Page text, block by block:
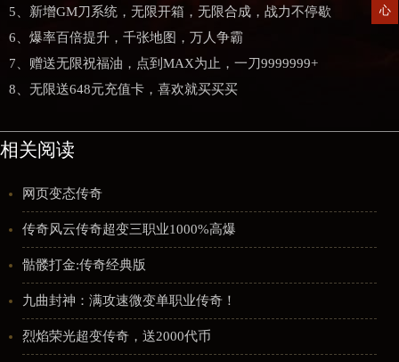
5、新增GM刀系统，无限开箱，无限合成，战力不停歇
6、爆率百倍提升，千张地图，万人争霸
7、赠送无限祝福油，点到MAX为止，一刀9999999+
8、无限送648元充值卡，喜欢就买买买
相关阅读
网页变态传奇
传奇风云传奇超变三职业1000%高爆
骷髅打金:传奇经典版
九曲封神：满攻速微变单职业传奇！
烈焰荣光超变传奇，送2000代币
心